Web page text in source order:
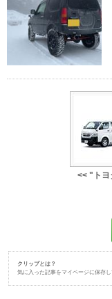
<< "トヨ
クリップとは？
気に入った記事をマイページに保存